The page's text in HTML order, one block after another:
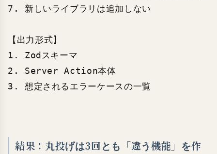
7. 新しいライブラリは追加しない
【出力形式】
1. Zodスキーマ
2. Server Action本体
3. 想定されるエラーケースの一覧
結果：丸投げは3回とも「違う機能」を作